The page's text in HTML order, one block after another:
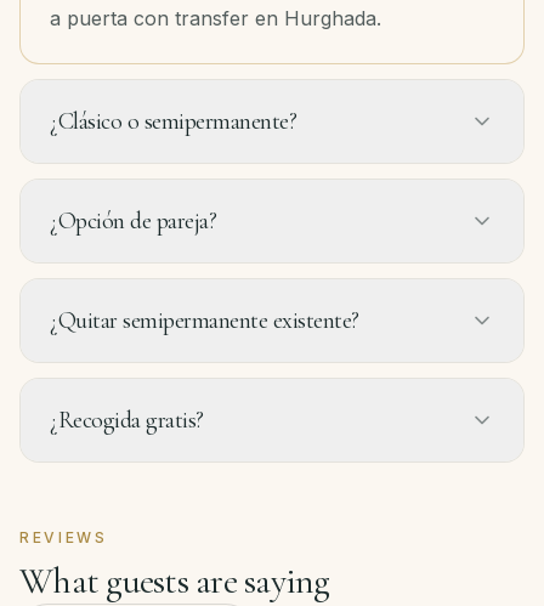
a puerta con transfer en Hurghada.
¿Clásico o semipermanente?
¿Opción de pareja?
¿Quitar semipermanente existente?
¿Recogida gratis?
REVIEWS
What guests are saying